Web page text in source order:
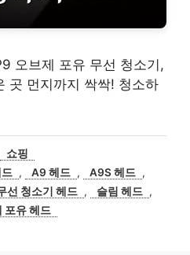
오브제 포유 무선 청소기,
곳 먼지까지 싹싹! 청소하
카
테
고
리
쇼핑
, A9 헤드 , A9S 헤드 ,
선 청소기 헤드 , 슬림 헤드 ,
포유 헤드